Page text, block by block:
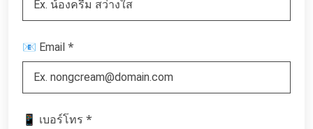
📧 Email *
📱 เบอร์โทร *